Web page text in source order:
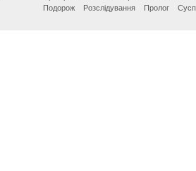
Подорож
Розслідування Пролог